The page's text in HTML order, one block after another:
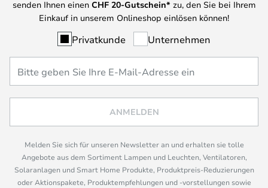
senden Ihnen einen CHF 20-Gutschein* zu, den Sie bei Ihrem
Einkauf in unserem Onlineshop einlösen können!
Privatkunde Unternehmen
ANMELDEN
Melden Sie sich für unseren Newsletter an und erhalten sie tolle
Angebote aus dem Sortiment Lampen und Leuchten, Ventilatoren,
Solaranlagen und Smart Home Produkte, Produktpreis-Reduzierungen
oder Aktionspakete, Produktempfehlungen und -vorstellungen sowie